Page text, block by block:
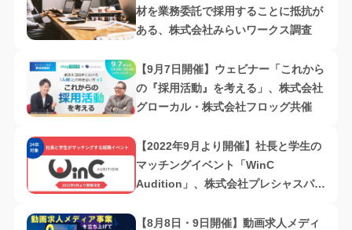
材を業務委託で採用することに抵抗が
ある、株式会社みらいワークス調査
【9月7日開催】ウェビナー「これから
の『採用活動』を考える」、株式会社
グローカル・株式会社フロッグ共催
【2022年9月より開催】社長と学生の
マッチングイベント「WinC
Audition」、株式会社プレシャスパー
【8月8日・9日開催】動画求人メディ